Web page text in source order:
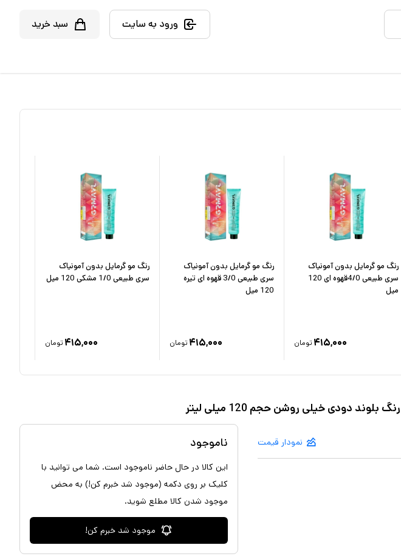
ورود به سایت سبد خرید
رنگ مو گرمایل بدون آمونیاک
سری طبیعی 4/0قهوه ای 120
میل
۴۱۵,۰۰۰ تومان
رنگ مو گرمایل بدون آمونیاک
سری طبیعی 3/0 قهوه ای تیره
120 میل
۴۱۵,۰۰۰ تومان
رنگ مو گرمایل بدون آمونیاک
سری طبیعی 1/0 مشکی 120 میل
۴۱۵,۰۰۰ تومان
نمودار قیمت ناموجود
این کالا در حال حاضر ناموجود است. شما می توانید با
کلیک بر روی دکمه (موجود شد خبرم کن!) به محض
موجود شدن کالا مطلع شوید.
موجود شد خبرم کن!